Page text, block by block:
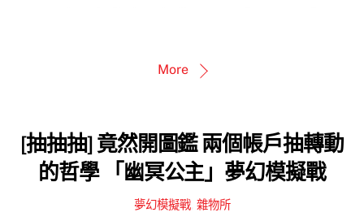
More
[抽抽抽] 竟然開圖鑑 兩個帳戶抽轉動
的哲學 「幽冥公主」夢幻模擬戰
夢幻模擬戰, 雜物所